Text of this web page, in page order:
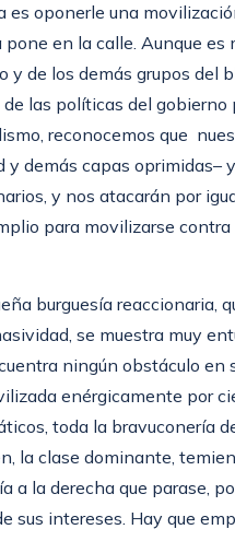
es oponerle una
pone en la calle. Aunque
y de los demás grupos del
de las políticas del
reconocemos que
y demás capas oprimidas–
y nos atacarán por
para movilizarse
burguesía reaccionaria,
se muestra muy
ningún obstáculo en
enérgicamente por
toda la bravuconería
la clase dominante,
a la derecha que parase,
sus intereses. Hay que